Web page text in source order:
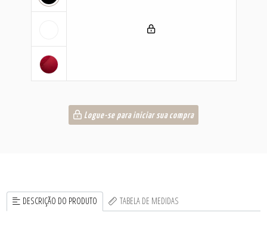
Logue-se para iniciar sua compra
DESCRIÇÃO DO PRODUTO TABELA DE MEDIDAS